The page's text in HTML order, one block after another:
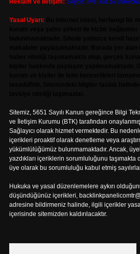
Reklam ve İletişim: Skype:
Yasal Uyarı:
Sitemiz, 5651 Sayılı Kanun gereğince Bilgi
ve İletişim Kurumu (BTK) tarafından
Sağlayıcı olarak hizmet vermektedir. Bu
içerikleri proaktif olarak denetleme veya
yükümlülüğümüz bulunmamaktadır. Ancak,
yazdıkları içeriklerin sorumluluğunu taşımakta
üye olarak bu sorumluluğu kabul etmiş
Hukuka ve yasal düzenlemelere aykırı
düşündüğünüz içerikleri,
adresine bildirmeniz halinde, ilgili içerikler
içerisinde sitemizden kaldırılacaktır.